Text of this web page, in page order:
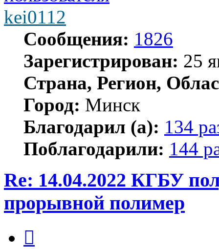
kei0112
Сообщения: 1826
Зарегистрирован: 25
Страна, Регион,
Город: Минск
Благодарил (а): 134
Поблагодарили: 144
Re: 14.04.2022 КГБУ
прорывной полимер